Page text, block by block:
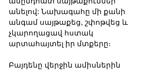
անելով: Նախագահը մի քանի
անգամ սայթաքեց, շփոթվեց և
չկարողացավ հստակ
արտահայտել իր մտքերը։
Բայդենը վերջին ամիսներին